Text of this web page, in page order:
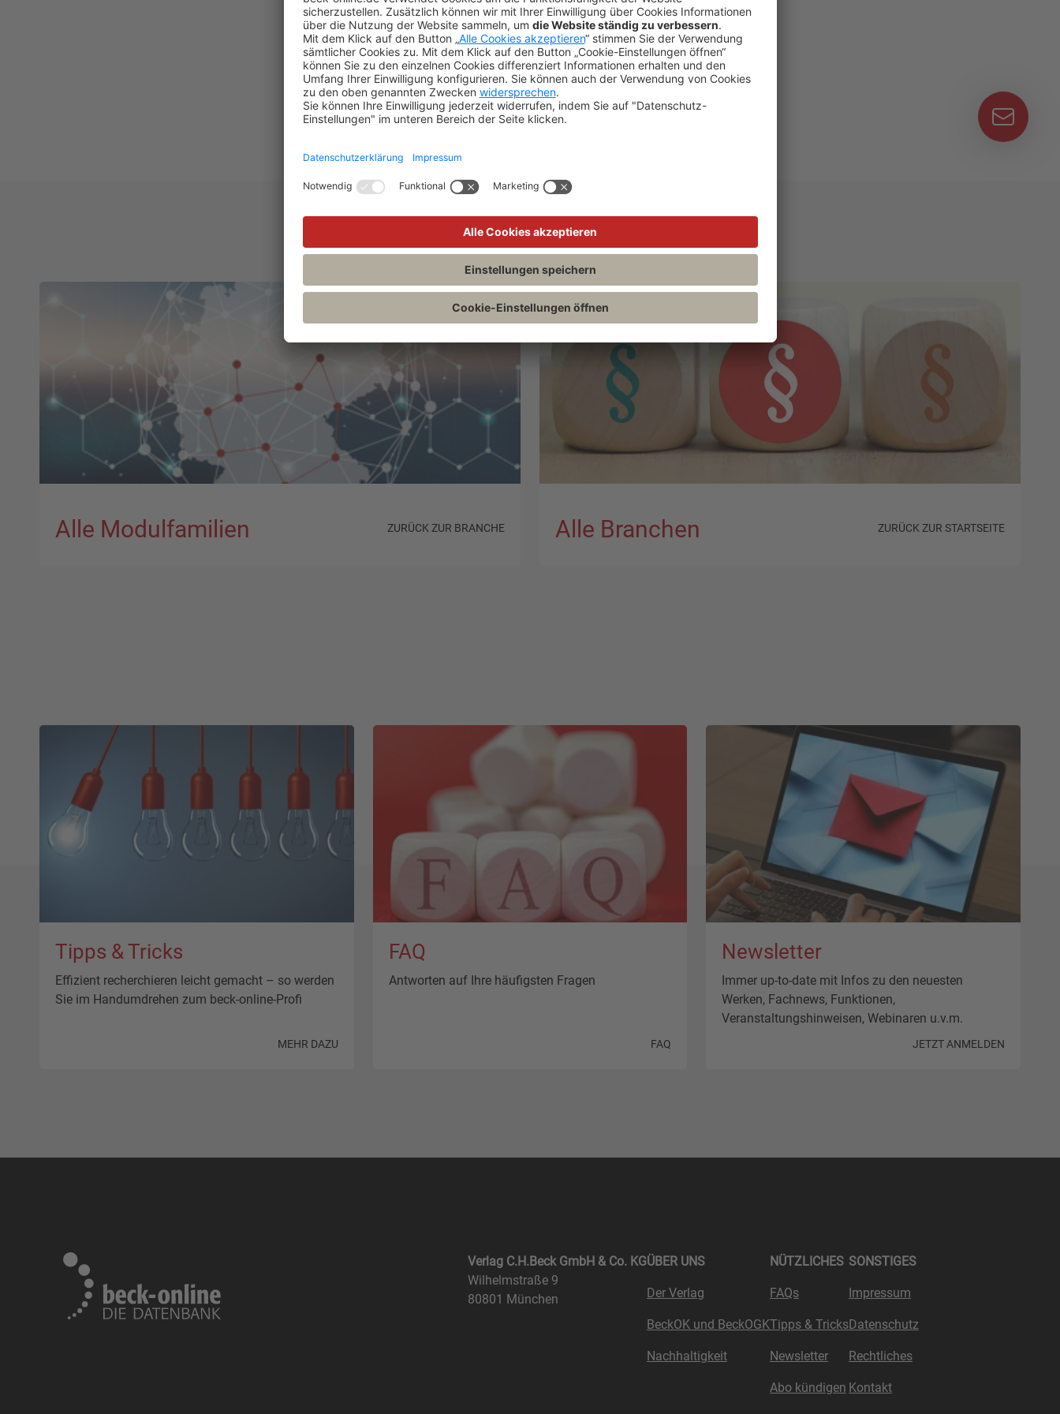
Alle Modulfamilien ZURÜCK ZUR BRANCHE Alle Branchen ZURÜCK ZUR STARTSEITE
Tipps & Tricks
Effizient recherchieren leicht gemacht – so werden
Sie im Handumdrehen zum beck-online-Profi
MEHR DAZU
FAQ
Antworten auf Ihre häufigsten Fragen
FAQ
Newsletter
Immer up-to-date mit Infos zu den neuesten
Werken, Fachnews, Funktionen,
Veranstaltungshinweisen, Webinaren u.v.m.
JETZT ANMELDEN
Verlag C.H.Beck GmbH & Co. KG
Wilhelmstraße 9
80801 München
ÜBER UNS
Der Verlag
BeckOK und BeckOGK
Nachhaltigkeit
NÜTZLICHES
FAQs
Tipps & Tricks
Newsletter
Abo kündigen
SONSTIGES
Impressum
Datenschutz
Rechtliches
Kontakt